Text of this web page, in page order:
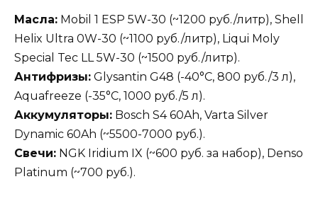
Масла: Mobil 1 ESP 5W-30 (~1200 руб./литр), Shell
Helix Ultra 0W-30 (~1100 руб./литр), Liqui Moly
Special Tec LL 5W-30 (~1500 руб./литр).
Антифризы: Glysantin G48 (-40°C, 800 руб./3 л),
Aquafreeze (-35°C, 1000 руб./5 л).
Аккумуляторы: Bosch S4 60Ah, Varta Silver
Dynamic 60Ah (~5500-7000 руб.).
Свечи: NGK Iridium IX (~600 руб. за набор), Denso
Platinum (~700 руб.).